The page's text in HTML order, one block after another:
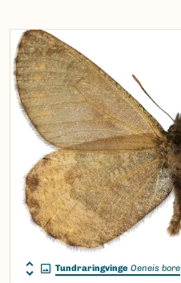
Tundraringvinge Oeneis bore